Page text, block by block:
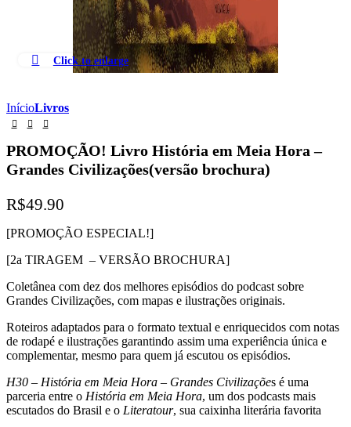
Click to enlarge
InícioLivros
PROMOÇÃO! Livro História em Meia Hora –
Grandes Civilizações(versão brochura)
R$49.90
[PROMOÇÃO ESPECIAL!]
[2a TIRAGEM – VERSÃO BROCHURA]
Coletânea com dez dos melhores episódios do podcast sobre
Grandes Civilizações, com mapas e ilustrações originais.
Roteiros adaptados para o formato textual e enriquecidos com notas
de rodapé e ilustrações garantindo assim uma experiência única e
complementar, mesmo para quem já escutou os episódios.
H30 – História em Meia Hora – Grandes Civilizações é uma
parceria entre o História em Meia Hora, um dos podcasts mais
escutados do Brasil e o Literatour, sua caixinha literária favorita